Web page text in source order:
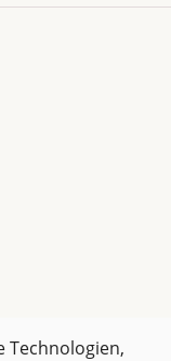
Technologien,